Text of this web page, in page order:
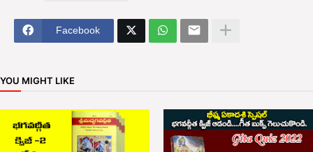
Facebook
YOU MIGHT LIKE